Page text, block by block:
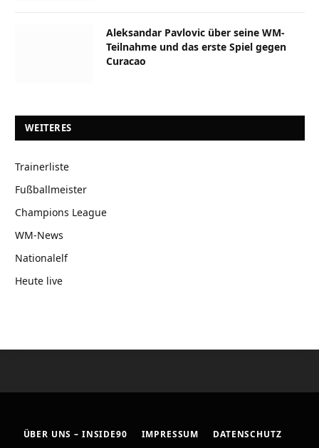
Aleksandar Pavlovic über seine WM-
Teilnahme und das erste Spiel gegen
Curacao
WEITERES
Trainerliste
Fußballmeister
Champions League
WM-News
Nationalelf
Heute live
ÜBER UNS – INSIDE90 IMPRESSUM DATENSCHUTZ